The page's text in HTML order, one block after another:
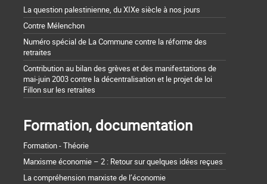
La question palestinienne, du XIXe siècle à nos jours
Contre Mélenchon
Numéro spécial de La Commune contre la réforme des
retraites
Contribution au bilan des grèves et des manifestations de
mai-juin 2003 contre la décentralisation et le projet de loi
Fillon sur les retraites
Formation, documentation
Formation - Théorie
Marxisme économie – 2 : Retour sur quelques idées reçues
La compréhension marxiste de l’économie